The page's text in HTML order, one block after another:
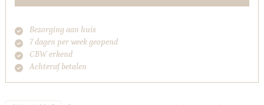
Bezorging aan huis
7 dagen per week geopend
CBW erkend
Achteraf betalen